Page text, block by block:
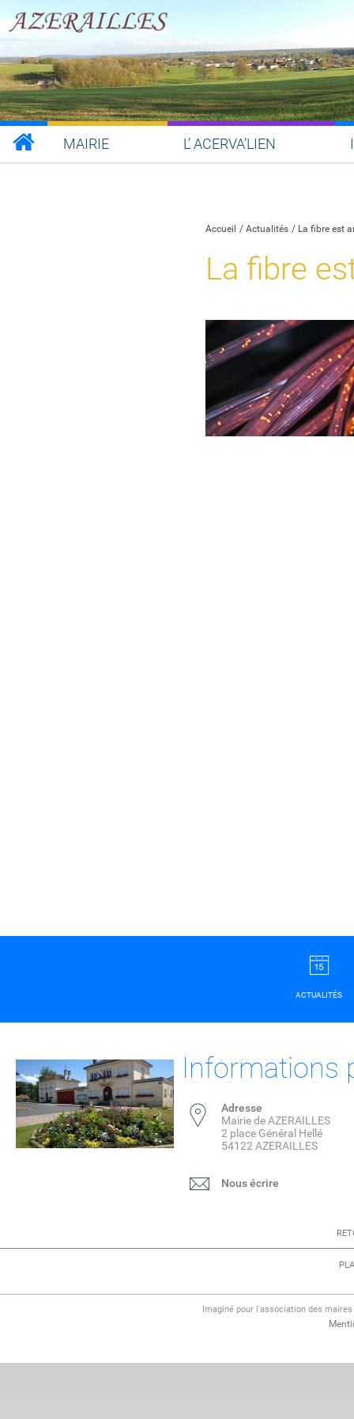
MAIRIE L’ ACERVA’LIEN
Accueil Actualités La fibre est
La fibre
ACTUALITÉS
Informations
Adresse
Mairie de AZERAILLES
2 place Général Hellé
54122 AZERAILLES
Nous écrire
Imaginé pour l'association des